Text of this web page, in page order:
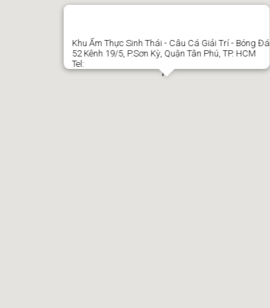
Khu Ẩm Thực Sinh Thái - Câu Cá Giải Trí - Bóng Đá
52 Kênh 19/5, P.Sơn Kỳ, Quận Tân Phú, TP. HCM
Tel: